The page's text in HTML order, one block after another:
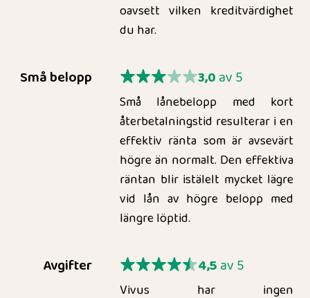
oavsett vilken kreditvärdighet
du har.
Små belopp 3,0av 5
Små lånebelopp med kort
återbetalningstid resulterar i en
effektiv ränta som är avsevärt
högre än normalt. Den effektiva
räntan blir istälelt mycket lägre
vid lån av högre belopp med
längre löptid.
Avgifter 4,5av 5
Vivus har ingen